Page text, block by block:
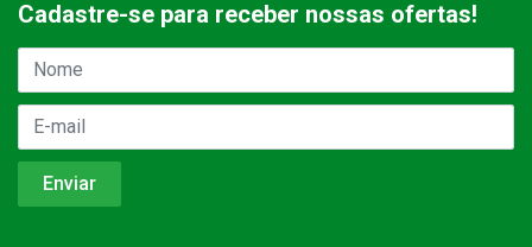
Cadastre-se para receber nossas ofertas!